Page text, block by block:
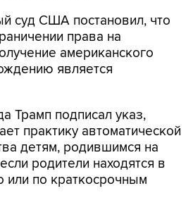
суд США постановил, что
права на
американского
является
Трамп подписал указ,
практику автоматической
детям, родившимся на
родители находятся в
или по краткосрочным